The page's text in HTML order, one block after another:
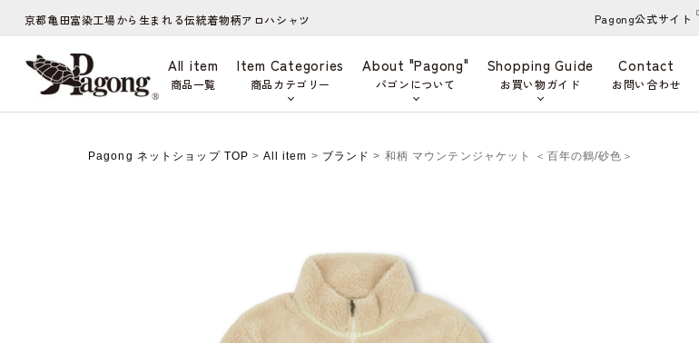
京都亀田富染工場から生まれる伝統着物柄アロハシャツ Pagong公式サイト
All item
商品一覧
Item Categories
商品カテゴリー
About "Pagong"
パゴンについて
Shopping Guide
お買い物ガイド
Contact
お問い合わせ
Pagong ネットショップ TOP > All item > ブランド > 和柄 マウンテンジャケット ＜百年の鶴/砂色＞